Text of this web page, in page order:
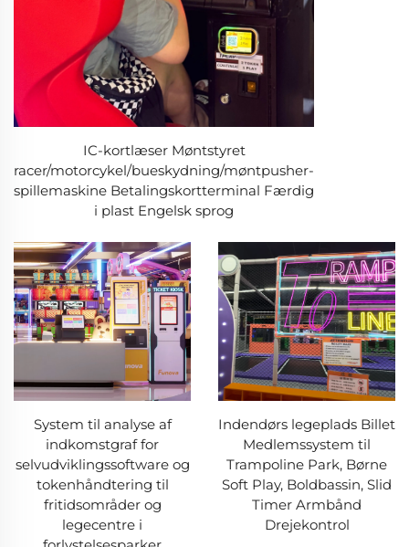
IC-kortlæser Møntstyret
racer/motorcykel/bueskydning/møntpusher-
spillemaskine Betalingskortterminal Færdig
i plast Engelsk sprog
System til analyse af
indkomstgraf for
selvudviklingssoftware og
tokenhåndtering til
fritidsområder og
legecentre i
Indendørs legeplads Billet
Medlemssystem til
Trampoline Park, Børne
Soft Play, Boldbassin, Slid
Timer Armbånd
Drejekontrol